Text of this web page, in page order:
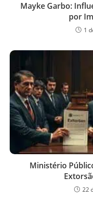
Mayke Garbo:
por
1
Ministério
22